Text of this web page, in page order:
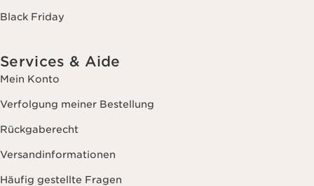
Black Friday
Services & Aide
Mein Konto
Verfolgung meiner Bestellung
Rückgaberecht
Versandinformationen
Häufig gestellte Fragen